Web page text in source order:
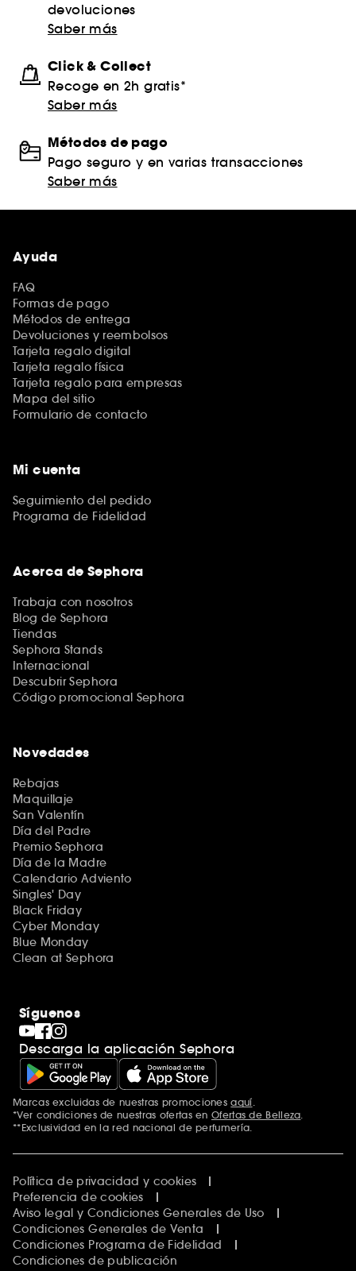
devoluciones
Saber más
Click & Collect
Recoge en 2h gratis*
Saber más
Métodos de pago
Pago seguro y en varias transacciones
Saber más
Ayuda
FAQ
Formas de pago
Métodos de entrega
Devoluciones y reembolsos
Tarjeta regalo digital
Tarjeta regalo física
Tarjeta regalo para empresas
Mapa del sitio
Formulario de contacto
Mi cuenta
Seguimiento del pedido
Programa de Fidelidad
Acerca de Sephora
Trabaja con nosotros
Blog de Sephora
Tiendas
Sephora Stands
Internacional
Descubrir Sephora
Código promocional Sephora
Novedades
Rebajas
Maquillaje
San Valentín
Día del Padre
Premio Sephora
Día de la Madre
Calendario Adviento
Singles' Day
Black Friday
Cyber Monday
Blue Monday
Clean at Sephora
Síguenos
Descarga la aplicación Sephora
Marcas excluidas de nuestras promocionesaquí.
*Ver condiciones de nuestras ofertas en Ofertas de Belleza.
**Exclusividad en la red nacional de perfumería.
Política de privacidad y cookies
Preferencia de cookies
Aviso legal y Condiciones Generales de Uso
Condiciones Generales de Venta
Condiciones Programa de Fidelidad
Condiciones de publicación